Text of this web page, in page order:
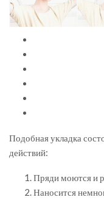
Подобная укладка
действий:
Пряди моются и
Наносится